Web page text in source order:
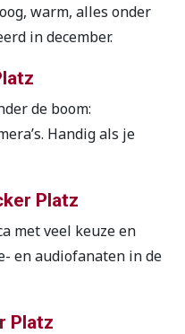
warm, alles onder
in december.
de boom:
Handig als je
Platz
met veel keuze en
en audiofanaten in de
Platz